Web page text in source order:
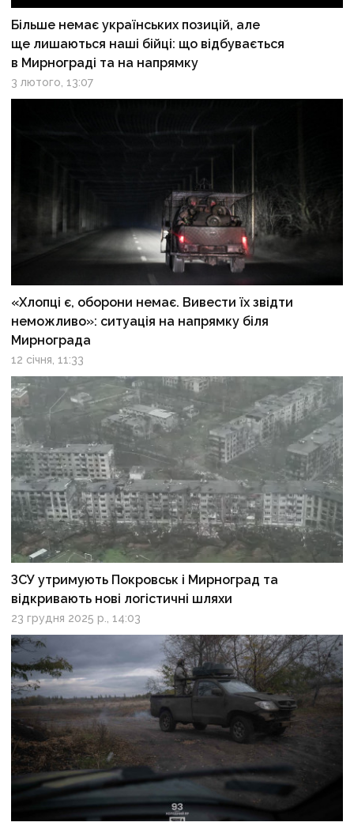
Більше немає українських позицій, але
ще лишаються наші бійці: що відбувається
в Мирнограді та на напрямку
3 лютого, 13:07
«Хлопці є, оборони немає. Вивести їх звідти
неможливо»: ситуація на напрямку біля
Мирнограда
12 січня, 11:33
ЗСУ утримують Покровськ і Мирноград та
відкривають нові логістичні шляхи
23 грудня 2025 р., 14:03